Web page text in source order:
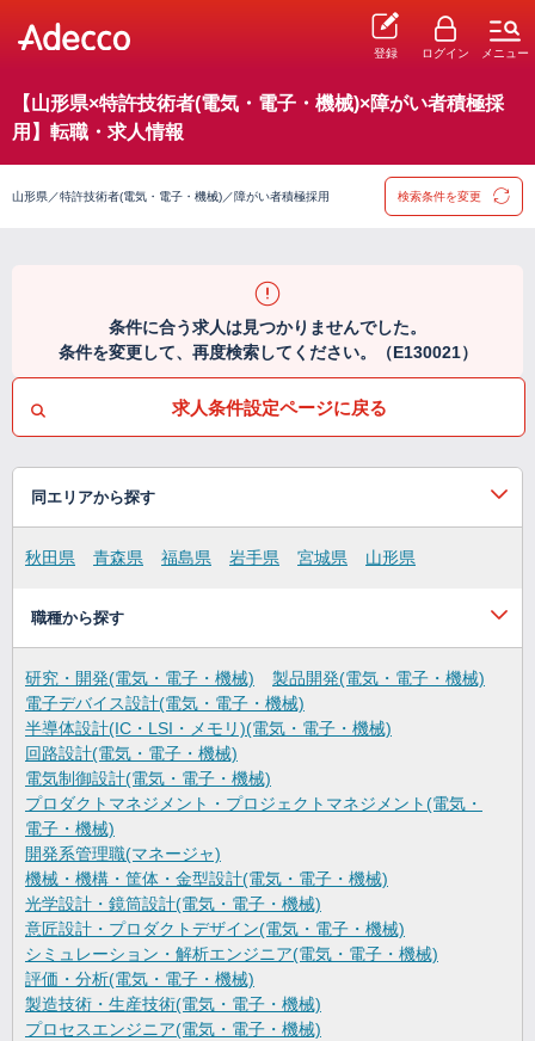
登録 ログイン メニュー
【山形県×特許技術者(電気・電子・機械)×障がい者積極採
用】転職・求人情報
山形県／特許技術者(電気・電子・機械)／障がい者積極採用 検索条件を変更
条件に合う求人は見つかりませんでした。
条件を変更して、再度検索してください。（E130021）
求人条件設定ページに戻る
同エリアから探す
秋田県 青森県 福島県 岩手県 宮城県 山形県
職種から探す
研究・開発(電気・電子・機械)
製品開発(電気・電子・機械)
電子デバイス設計(電気・電子・機械)
半導体設計(IC・LSI・メモリ)(電気・電子・機械)
回路設計(電気・電子・機械)
電気制御設計(電気・電子・機械)
プロダクトマネジメント・プロジェクトマネジメント(電気・
電子・機械)
開発系管理職(マネージャ)
機械・機構・筐体・金型設計(電気・電子・機械)
光学設計・鏡筒設計(電気・電子・機械)
意匠設計・プロダクトデザイン(電気・電子・機械)
シミュレーション・解析エンジニア(電気・電子・機械)
評価・分析(電気・電子・機械)
製造技術・生産技術(電気・電子・機械)
プロセスエンジニア(電気・電子・機械)